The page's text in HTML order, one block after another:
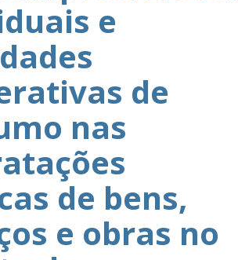
e
de
nas
de bens,
e obras no